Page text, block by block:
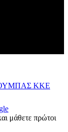
ΚΚΕ
μάθετε πρώτοι